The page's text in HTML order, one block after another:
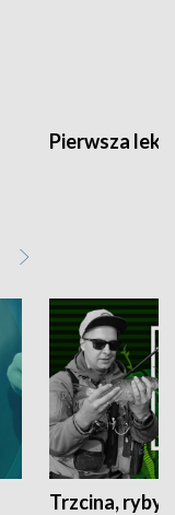
Pierwsza
Trzcina, ryby